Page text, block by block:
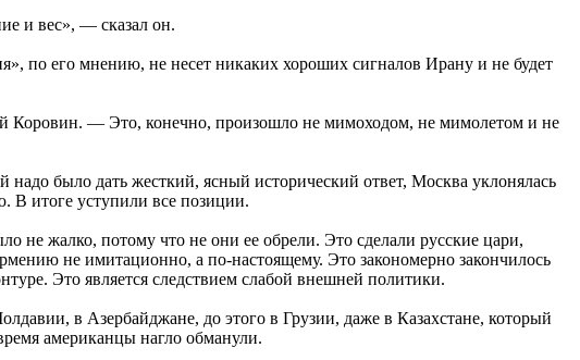
и вес», — сказал он.
по его мнению, не несет никаких хороших сигналов Ирану и не будет
Коровин. — Это, конечно, произошло не мимоходом, не мимолетом и не
было дать жесткий, ясный исторический ответ, Москва уклонялась
В итоге уступили все позиции.
жалко, потому что не они ее обрели. Это сделали русские цари,
не имитационно, а по-настоящему. Это закономерно закончилось
Это является следствием слабой внешней политики.
в Азербайджане, до этого в Грузии, даже в Казахстане, который
американцы нагло обманули.